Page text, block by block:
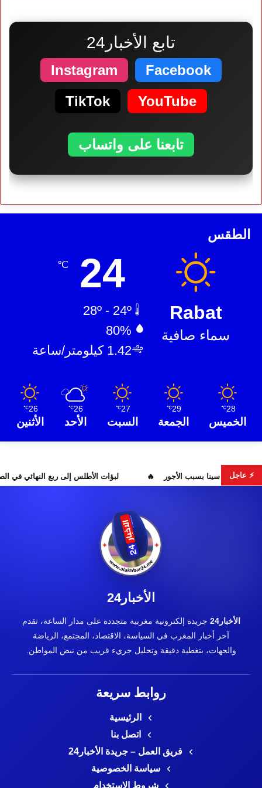
تابع الأخبار24
Facebook
Instagram
YouTube
TikTok
تابعنا على واتساب
الطقس
Rabat
سماء صافية
24
℃
80%
1.42 كيلومتر/ساعة
28
℃
الخميس
29
℃
الجمعة
27
℃
السبت
26
℃
الأحد
26
℃
الأثنين
⚡ عاجل
احتقان بمستشفى ابن سينا بسبب الأجور لبؤات الأطلس إلى
الأخبار24
الأخبار24
جريدة إلكترونية مغربية متجددة على مدار الساعة، تقدم
آخر أخبار المغرب في السياسة، الاقتصاد، المجتمع، الرياضة
والجهات، بتغطية دقيقة وتحليل جريء قريب من نبض المواطن.
روابط سريعة
الرئيسية
اتصل بنا
فريق العمل – جريدة الأخبار24
سياسة الخصوصية
شروط الاستخدام